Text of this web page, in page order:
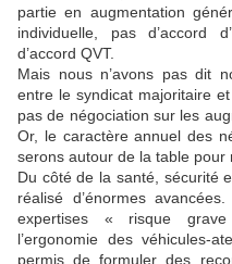
partie en augmentation
individuelle, pas d’accord
d’accord QVT.
Mais nous n’avons pas dit
entre le syndicat majoritaire
pas de négociation sur les
Or, le caractère annuel des
serons autour de la table pour
Du côté de la santé, sécurité
réalisé d’énormes
expertises « risque
l’ergonomie des véhicules-
permis de formuler des